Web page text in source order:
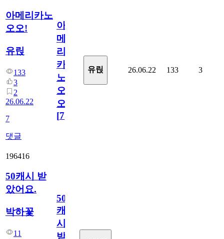
아메리카노
오오!
유릱
133
3
2
26.06.22
7
댓글
아
메
리
카
노
오
오!
[7]
유릱 26.06.22 133 3
196416
50캐시 받
았어요.
박하꽃
11
50
캐
시
받